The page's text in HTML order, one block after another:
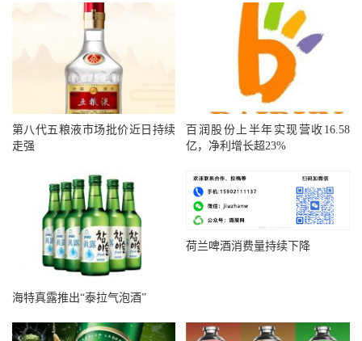
第八代五粮液市场批价近日持续
走强
百润股份上半年实现营收16.58
亿，净利增长超23%
海特真露推出“泰拉气泡酒”
荷兰啤酒消费量持续下降